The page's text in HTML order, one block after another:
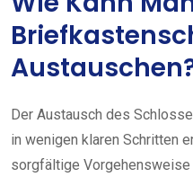
Der Austausch des
in wenigen klaren Schritten
sorgfältige